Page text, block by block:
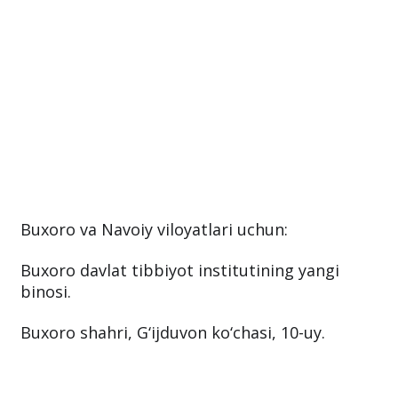
Buxoro va Navoiy viloyatlari uchun:
Buxoro davlat tibbiyot institutining yangi
binosi.
Buxoro shahri, G‘ijduvon ko‘chasi, 10-uy.